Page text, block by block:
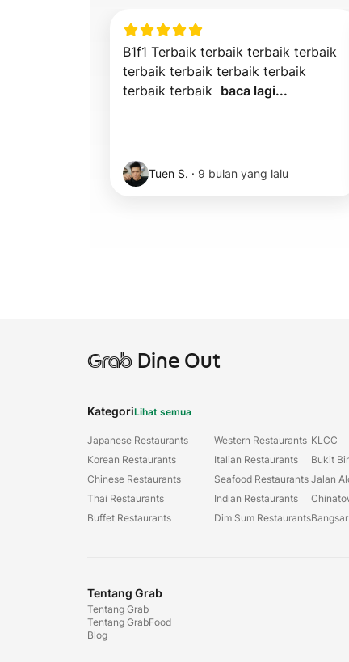
B1f1 Terbaik terbaik terbaik terbaik
terbaik terbaik terbaik terbaik
terbaik terbaik baca lagi...
Tuen S. · 9 bulan yang lalu
GrabDine Out
KategoriLihat semua
Japanese Restaurants
Korean Restaurants
Chinese Restaurants
Thai Restaurants
Buffet Restaurants
Western Restaurants
Italian Restaurants
Seafood Restaurants
Indian Restaurants
Dim Sum Restaurants
KLCC
Bukit
Jalan
Bangsar
Tentang Grab
Tentang Grab
Tentang GrabFood
Blog